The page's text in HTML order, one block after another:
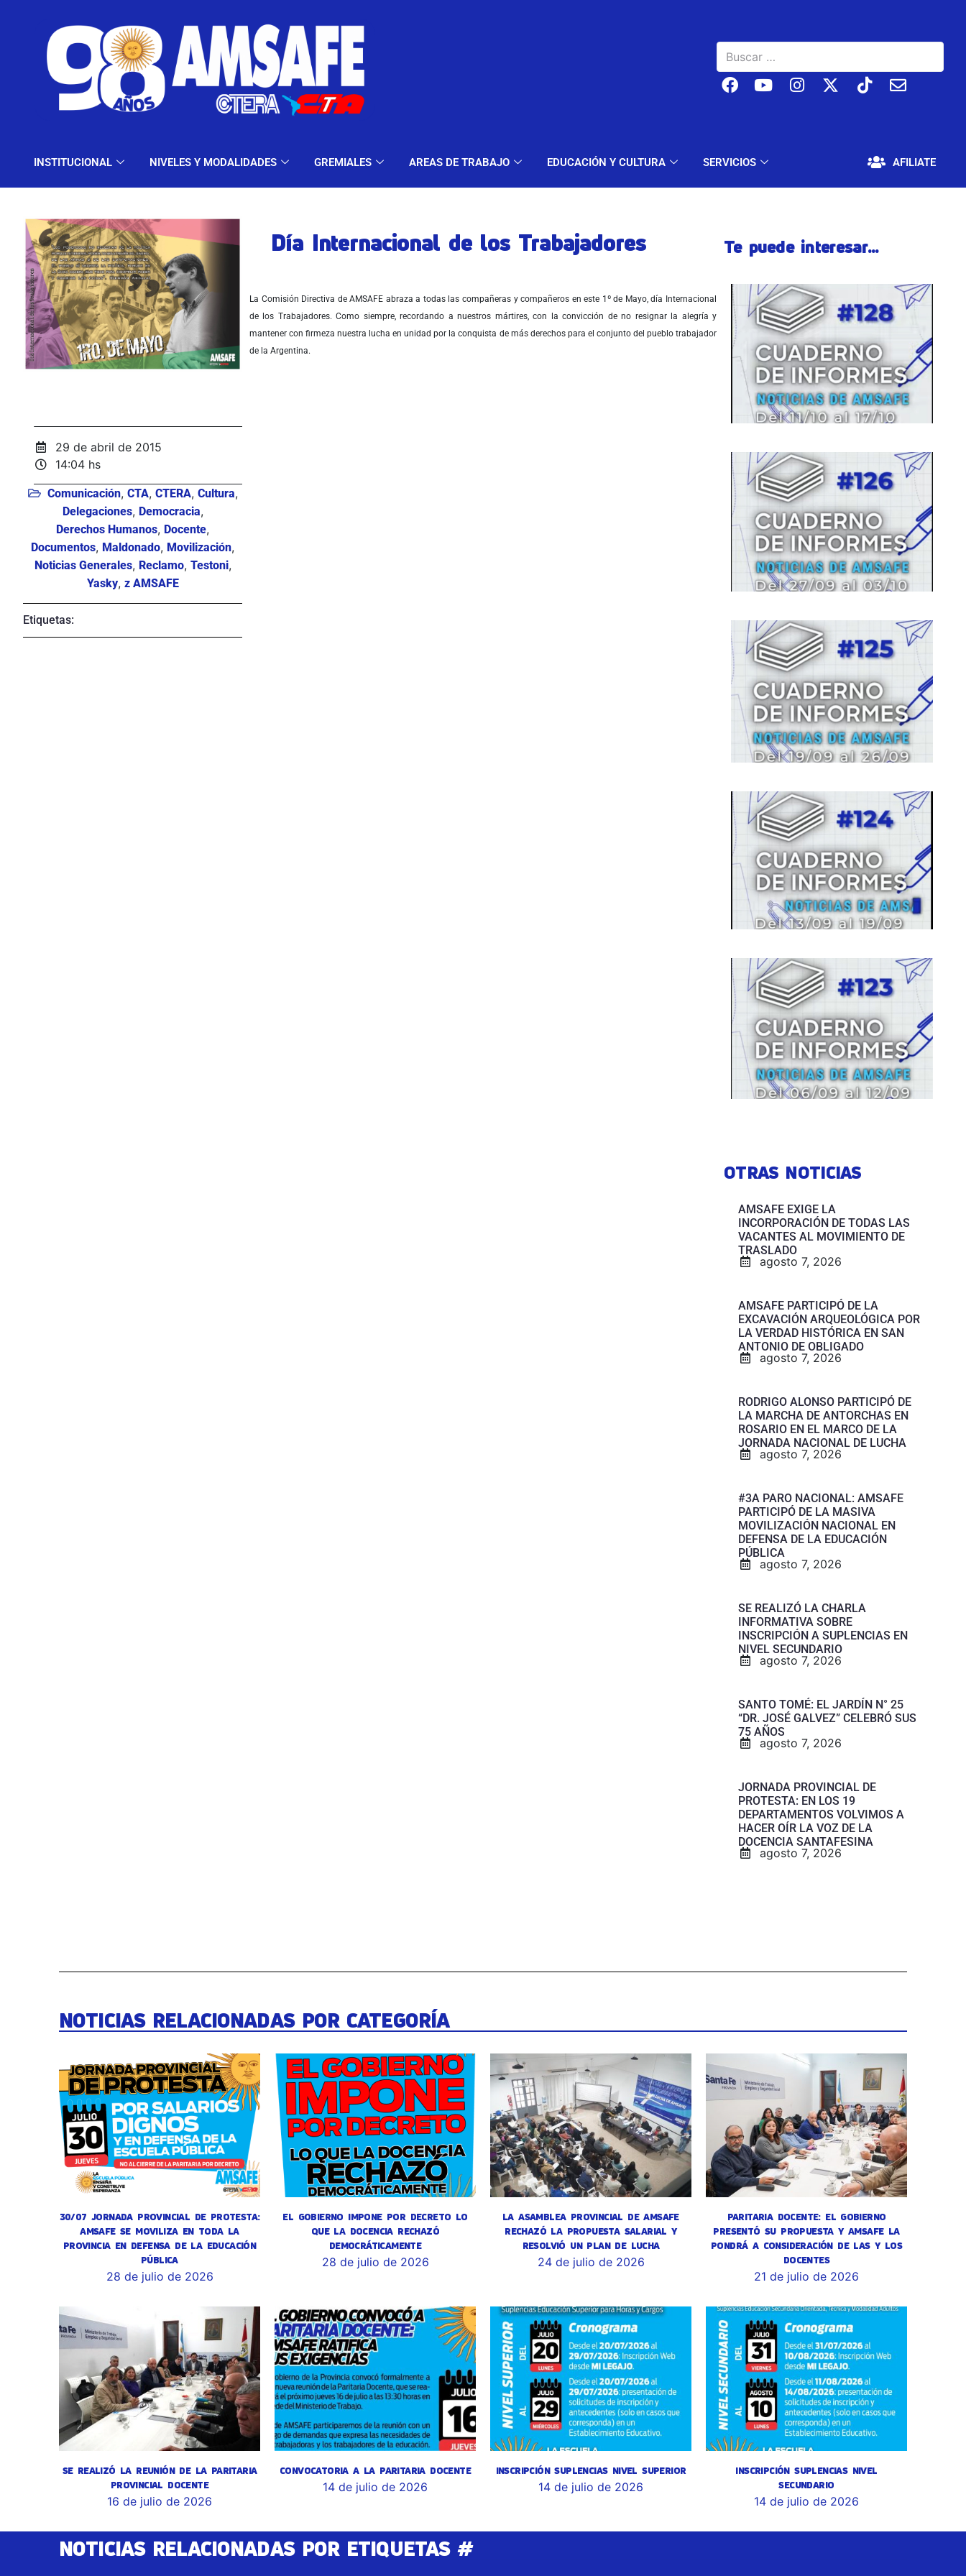
INSTITUCIONAL NIVELES Y MODALIDADES GREMIALES AREAS DE TRABAJO EDUCACIÓN Y CULTURA SERVICIOS AFILIATE
INSTITUCIONAL NIVELES Y MODALIDADES GREMIALES AREAS DE TRABAJO EDUCACIÓN Y CULTURA SERVICIOS
29 de abril de 2015
14:04 hs
Comunicación, CTA, CTERA, Cultura,
Delegaciones, Democracia,
Derechos Humanos, Docente,
Documentos, Maldonado, Movilización,
Noticias Generales, Reclamo, Testoni,
Yasky, z AMSAFE
Etiquetas:
Día Internacional de los Trabajadores
La Comisión Directiva de AMSAFE abraza a todas las compañeras y compañeros en este 1º de Mayo, día Internacional
de los Trabajadores. Como siempre, recordando a nuestros mártires, con la convicción de no resignar la alegría y
mantener con firmeza nuestra lucha en unidad por la conquista de más derechos para el conjunto del pueblo trabajador
de la Argentina.
Te puede interesar...
OTRAS NOTICIAS
AMSAFE EXIGE LA
INCORPORACIÓN DE TODAS LAS
VACANTES AL MOVIMIENTO DE
TRASLADO
agosto 7, 2026
AMSAFE PARTICIPÓ DE LA
EXCAVACIÓN ARQUEOLÓGICA POR
LA VERDAD HISTÓRICA EN SAN
ANTONIO DE OBLIGADO
agosto 7, 2026
RODRIGO ALONSO PARTICIPÓ DE
LA MARCHA DE ANTORCHAS EN
ROSARIO EN EL MARCO DE LA
JORNADA NACIONAL DE LUCHA
agosto 7, 2026
#3A PARO NACIONAL: AMSAFE
PARTICIPÓ DE LA MASIVA
MOVILIZACIÓN NACIONAL EN
DEFENSA DE LA EDUCACIÓN
PÚBLICA
agosto 7, 2026
SE REALIZÓ LA CHARLA
INFORMATIVA SOBRE
INSCRIPCIÓN A SUPLENCIAS EN
NIVEL SECUNDARIO
agosto 7, 2026
SANTO TOMÉ: EL JARDÍN N° 25
“DR. JOSÉ GALVEZ” CELEBRÓ SUS
75 AÑOS
agosto 7, 2026
JORNADA PROVINCIAL DE
PROTESTA: EN LOS 19
DEPARTAMENTOS VOLVIMOS A
HACER OÍR LA VOZ DE LA
DOCENCIA SANTAFESINA
agosto 7, 2026
NOTICIAS RELACIONADAS POR CATEGORÍA
30/07 JORNADA PROVINCIAL DE PROTESTA:
AMSAFE SE MOVILIZA EN TODA LA
PROVINCIA EN DEFENSA DE LA EDUCACIÓN
PÚBLICA
28 de julio de 2026
EL GOBIERNO IMPONE POR DECRETO LO
QUE LA DOCENCIA RECHAZÓ
DEMOCRÁTICAMENTE
28 de julio de 2026
LA ASAMBLEA PROVINCIAL DE AMSAFE
RECHAZÓ LA PROPUESTA SALARIAL Y
RESOLVIÓ UN PLAN DE LUCHA
24 de julio de 2026
PARITARIA DOCENTE: EL GOBIERNO
PRESENTÓ SU PROPUESTA Y AMSAFE LA
PONDRÁ A CONSIDERACIÓN DE LAS Y LOS
DOCENTES
21 de julio de 2026
SE REALIZÓ LA REUNIÓN DE LA PARITARIA
PROVINCIAL DOCENTE
16 de julio de 2026
CONVOCATORIA A LA PARITARIA DOCENTE
14 de julio de 2026
INSCRIPCIÓN SUPLENCIAS NIVEL SUPERIOR
14 de julio de 2026
INSCRIPCIÓN SUPLENCIAS NIVEL
SECUNDARIO
14 de julio de 2026
NOTICIAS RELACIONADAS POR ETIQUETAS #